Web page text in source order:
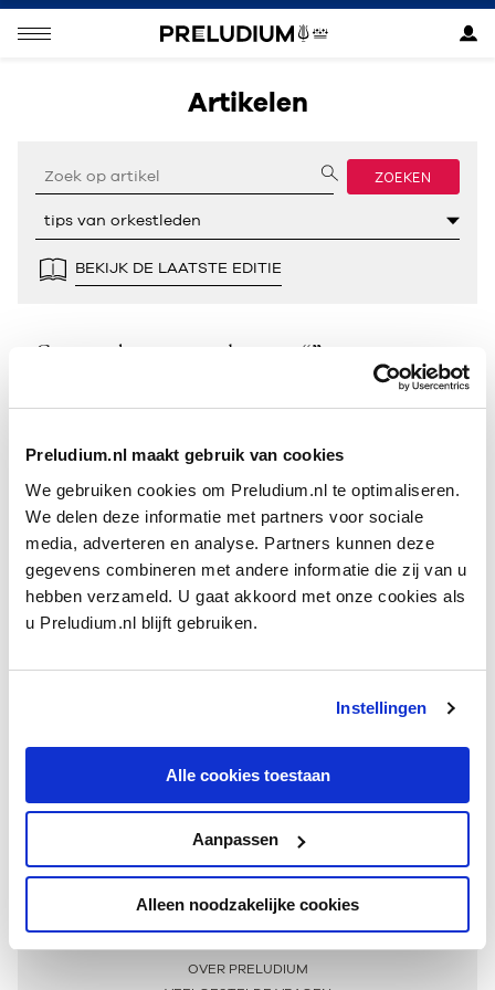
Preludium.nl maakt gebruik van cookies
We gebruiken cookies om Preludium.nl te optimaliseren.
We delen deze informatie met partners voor sociale
media, adverteren en analyse. Partners kunnen deze
gegevens combineren met andere informatie die zij van u
hebben verzameld. U gaat akkoord met onze cookies als
u Preludium.nl blijft gebruiken.
Instellingen
Alle cookies toestaan
Aanpassen
Alleen noodzakelijke cookies
Artikelen
ZOEKEN
BEKIJK DE LAATSTE EDITIE
Geen resultaten gevonden voor “”.
Meer informatie
OVER PRELUDIUM